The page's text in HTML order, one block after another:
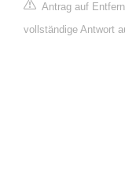
Antrag auf
vollständige Antwort